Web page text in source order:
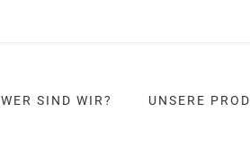
WER SIND WIR? UNSERE